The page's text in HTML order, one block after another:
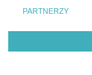
zmienić/wycofać
znajdujący się w
użytkownika, ale
przetwarzaniu.
PARTNERZY